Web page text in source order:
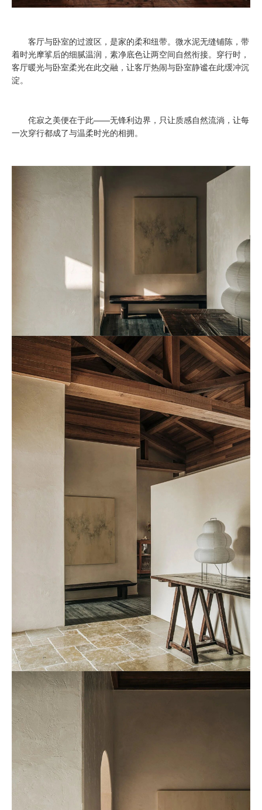
客厅与卧室的过渡区，是家的柔和纽带。微水泥无缝铺陈，带
着时光摩挲后的细腻温润，素净底色让两空间自然衔接。穿行时，
客厅暖光与卧室柔光在此交融，让客厅热闹与卧室静谧在此缓冲沉
淀。
侘寂之美便在于此——无锋利边界，只让质感自然流淌，让每
一次穿行都成了与温柔时光的相拥。